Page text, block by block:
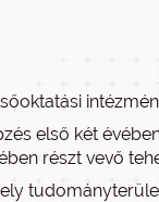
első két
részt vevő